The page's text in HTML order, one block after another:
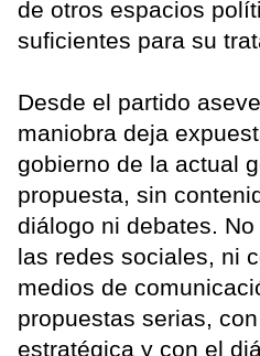
de otros espacios
suficientes para su
Desde el partido
maniobra deja
gobierno de la actual
propuesta, sin
diálogo ni debates.
las redes sociales, ni
medios de
propuestas serias,
estratégica y con el